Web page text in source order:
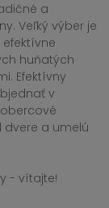
a
Veľký výber je
huňatých
Efektívny
v
dvere a umelú
- vítajte!